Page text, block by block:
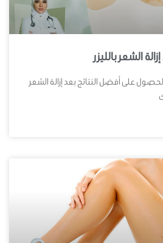
على أفضل النتائج بعد إزالة الشعر